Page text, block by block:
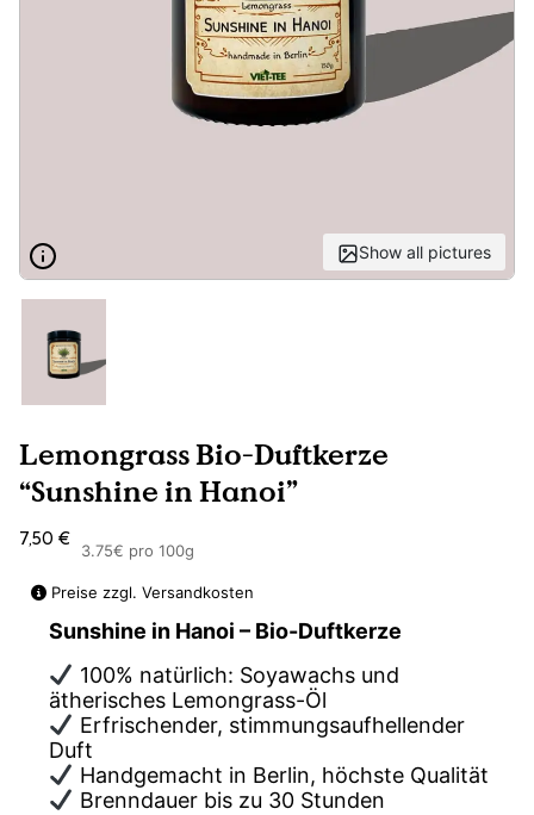
Show all pictures
Lemongrass Bio-Duftkerze
“Sunshine in Hanoi”
7,50 €
3.75€ pro 100g
Preise zzgl. Versandkosten
Sunshine in Hanoi – Bio-Duftkerze
100% natürlich: Soyawachs und
ätherisches Lemongrass-Öl
Erfrischender, stimmungsaufhellender
Duft
Handgemacht in Berlin, höchste Qualität
Brenndauer bis zu 30 Stunden